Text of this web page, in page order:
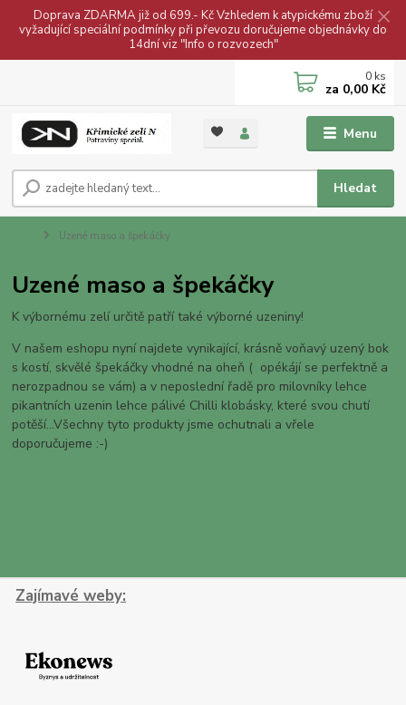
Doprava ZDARMA již od 699.- Kč Vzhledem k atypickému zboží
vyžadující speciální podmínky při převozu doručujeme objednávky do
14dní viz "Info o rozvozech"
Menu
Hledat
0 ks
za 0,00 Kč
Uzené maso a špekáčky
Uzené maso a špekáčky
K výbornému zelí určitě patří také výborné uzeniny!
V našem eshopu nyní najdete vynikající, krásně voňavý uzený bok
s kostí, skvělé špekáčky vhodné na oheň ( opékájí se perfektně a
nerozpadnou se vám) a v neposlední řadě pro milovníky lehce
pikantních uzenin lehce pálivé Chilli klobásky, které svou chutí
potěší...Všechny tyto produkty jsme ochutnali a vřele
doporučujeme :-)
Zajímavé weby: